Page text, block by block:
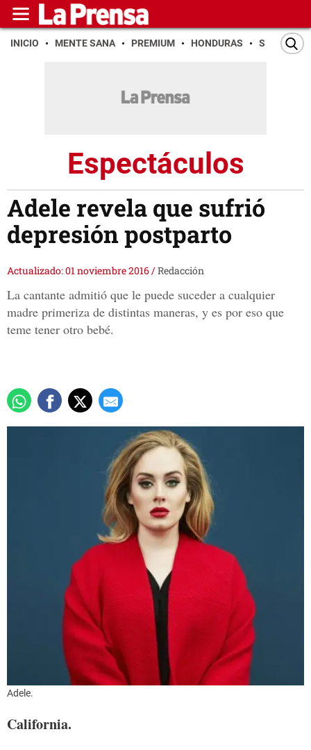
INICIO MENTE SANA PREMIUM HONDURAS SAN PEDRO
Espectáculos
Adele revela que sufrió
depresión postparto
Actualizado: 01 noviembre 2016/Redacción
La cantante admitió que le puede suceder a cualquier
madre primeriza de distintas maneras, y es por eso que
teme tener otro bebé.
Adele.
California.